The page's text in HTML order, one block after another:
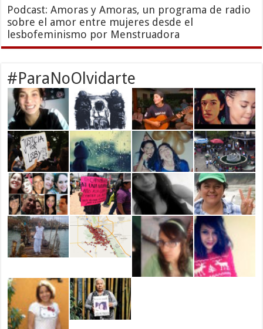
Podcast: Amoras y Amoras, un programa de radio
sobre el amor entre mujeres desde el
lesbofeminismo por Menstruadora
#ParaNoOlvidarte